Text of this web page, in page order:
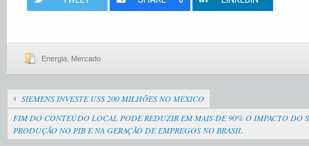
Energia Mercado
SIEMENS INVESTE US$ 200 MILHÕES NO MÉXICO
FIM DO CONTEÚDO LOCAL PODE REDUZIR EM MAIS DE 90% O IMPACTO DO
PRODUÇÃO NO PIB E NA GERAÇÃO DE EMPREGOS NO BRASIL